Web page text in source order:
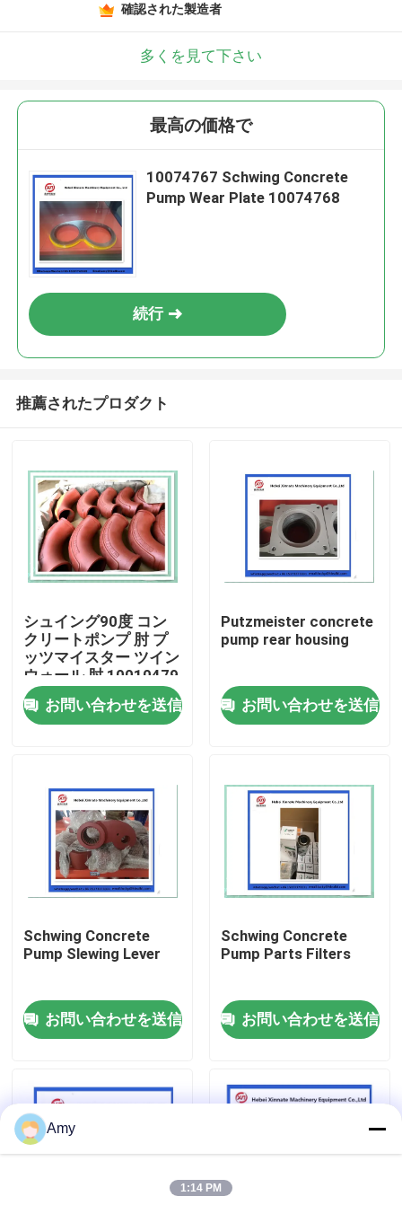
ホーム
ビデオ
企業情報
お問い合わせ
Putzmeisterの具体的なポンプ部品
Schwingの具体的なポンプ部品
確認された製造者
多くを見て下さい
最高の価格で
10074767 Schwing Concrete
Pump Wear Plate 10074768
続行
推薦されたプロダクト
シュイング90度 コン
クリートポンプ 肘 プ
ッツマイスター ツイン
ウォール 肘 10010479
お問い合わせを送信
Putzmeister concrete
pump rear housing
お問い合わせを送信
Schwing Concrete
Pump Slewing Lever
お問い合わせを送信
Schwing Concrete
Pump Parts Filters
お問い合わせを送信
Amy
1:14 PM